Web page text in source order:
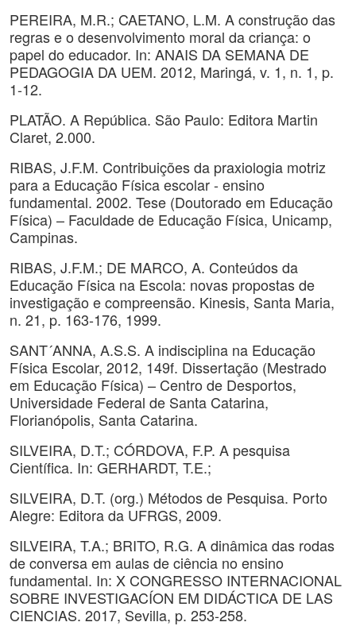
PEREIRA, M.R.; CAETANO, L.M. A construção das
regras e o desenvolvimento moral da criança: o
papel do educador. In: ANAIS DA SEMANA DE
PEDAGOGIA DA UEM. 2012, Maringá, v. 1, n. 1, p.
1-12.
PLATÃO. A República. São Paulo: Editora Martin
Claret, 2.000.
RIBAS, J.F.M. Contribuições da praxiologia motriz
para a Educação Física escolar - ensino
fundamental. 2002. Tese (Doutorado em Educação
Física) – Faculdade de Educação Física, Unicamp,
Campinas.
RIBAS, J.F.M.; DE MARCO, A. Conteúdos da
Educação Física na Escola: novas propostas de
investigação e compreensão. Kinesis, Santa Maria,
n. 21, p. 163-176, 1999.
SANT´ANNA, A.S.S. A indisciplina na Educação
Física Escolar, 2012, 149f. Dissertação (Mestrado
em Educação Física) – Centro de Desportos,
Universidade Federal de Santa Catarina,
Florianópolis, Santa Catarina.
SILVEIRA, D.T.; CÓRDOVA, F.P. A pesquisa
Científica. In: GERHARDT, T.E.;
SILVEIRA, D.T. (org.) Métodos de Pesquisa. Porto
Alegre: Editora da UFRGS, 2009.
SILVEIRA, T.A.; BRITO, R.G. A dinâmica das rodas
de conversa em aulas de ciência no ensino
fundamental. In: X CONGRESSO INTERNACIONAL
SOBRE INVESTIGACÍON EM DIDÁCTICA DE LAS
CIENCIAS. 2017, Sevilla, p. 253-258.